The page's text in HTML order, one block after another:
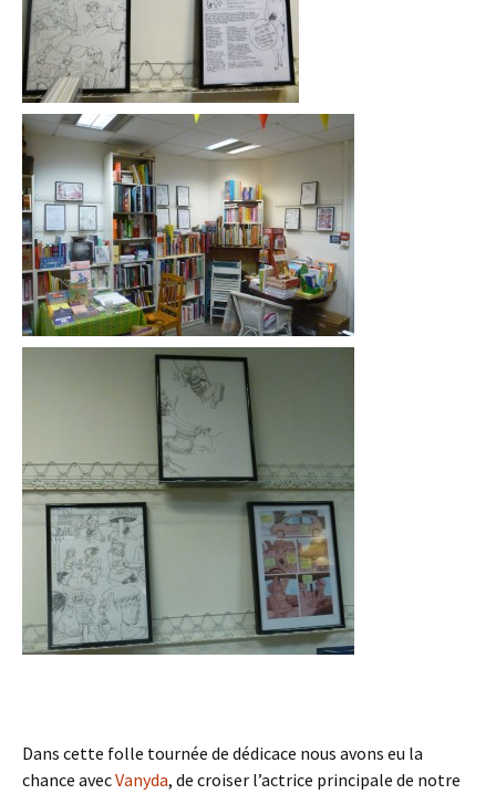
Dans cette folle tournée de dédicace nous avons eu la
chance avecVanyda, de croiser l’actrice principale de notre